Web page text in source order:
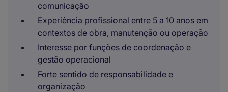
comunicação
Experiência profissional entre 5 a 10 anos em
contextos de obra, manutenção ou operação
Interesse por funções de coordenação e
gestão operacional
Forte sentido de responsabilidade e
organização